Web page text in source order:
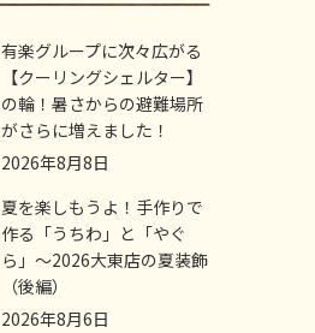
有楽グループに次々広がる
【クーリングシェルター】
の輪！暑さからの避難場所
がさらに増えました！
2026年8月8日
夏を楽しもうよ！手作りで
作る「うちわ」と「やぐ
ら」～2026大東店の夏装飾
（後編）
2026年8月6日